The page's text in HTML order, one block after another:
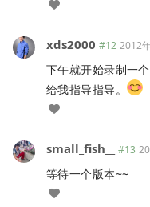
xds2000 #12 2012
下午就开始录制一
给我指导指导。
small_fish__ #13
等待一个版本~~